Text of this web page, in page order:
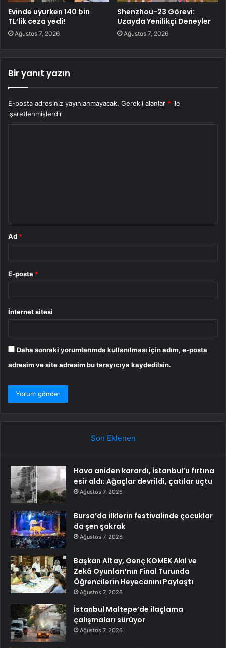
Evinde uyurken 140 bin
TL’lik ceza yedi!
Ağustos 7, 2026
Shenzhou-23 Görevi:
Uzayda Yenilikçi Deneyler
Ağustos 7, 2026
Bir yanıt yazın
E-posta adresiniz yayınlanmayacak. Gerekli alanlar * ile
işaretlenmişlerdir
Ad *
E-posta *
İnternet sitesi
Daha sonraki yorumlarımda kullanılması için adım, e-posta
adresim ve site adresim bu tarayıcıya kaydedilsin.
Son Eklenen
Hava aniden karardı, İstanbul’u fırtına
esir aldı: Ağaçlar devrildi, çatılar uçtu
Ağustos 7, 2026
Bursa’da ilklerin festivalinde çocuklar
da şen şakrak
Ağustos 7, 2026
Başkan Altay, Genç KOMEK Akıl ve
Zekâ Oyunları’nın Final Turunda
Öğrencilerin Heyecanını Paylaştı
Ağustos 7, 2026
İstanbul Maltepe’de ilaçlama
çalışmaları sürüyor
Ağustos 7, 2026